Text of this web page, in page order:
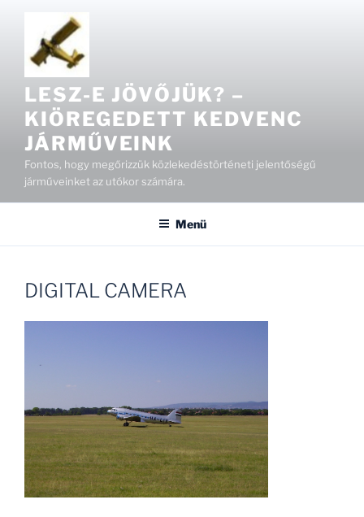
LESZ-E JÖVŐJÜK? –
KIÖREGEDETT KEDVENC
JÁRMŰVEINK
Fontos, hogy megőrizzük közlekedéstörténeti jelentőségű
járműveinket az utókor számára.
Menü
DIGITAL CAMERA